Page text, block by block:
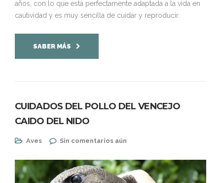
años, con lo que está perfectamente adaptada a la vida en
cautividad y es muy sencilla de cuidar y reproducir.
SABER MÁS
CUIDADOS DEL POLLO DEL VENCEJO
CAIDO DEL NIDO
Aves Sin comentarios aún